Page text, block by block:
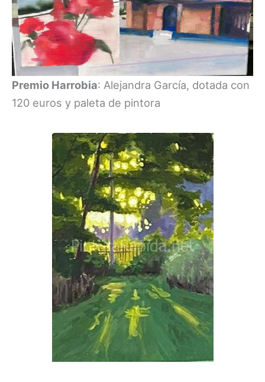
Premio Harrobia: Alejandra García, dotada con
120 euros y paleta de pintora